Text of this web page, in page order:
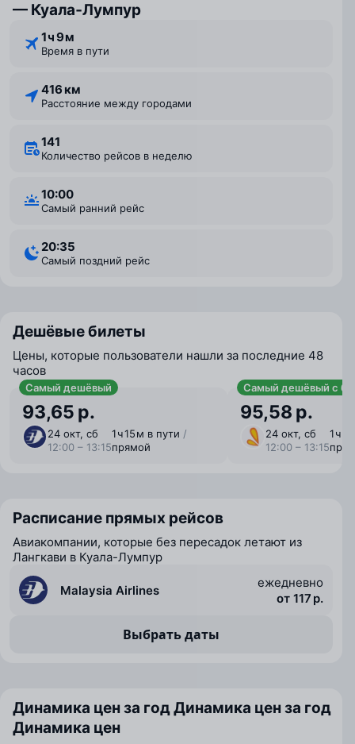
— Куала‑Лумпур
1 ⁠ч 9 ⁠м
Время в пути
416 км
Расстояние между городами
141
Количество рейсов в неделю
10:00
Самый ранний рейс
20:35
Самый поздний рейс
Дешёвые билеты
Цены, которые пользователи нашли за последние 48
часов
Самый дешёвый
93,65 р.
24 окт, сб
12:00 – 13:15
1 ⁠ч 15 ⁠м в пути /
прямой
Самый дешёвый с
95,58 р.
24 окт, сб
12:00 – 13:15
1 ⁠ч
Расписание прямых рейсов
Авиакомпании, которые без пересадок летают из
Лангкави в Куала-Лумпур
Malaysia Airlines
ежедневно
от 117 р.
Выбрать даты
Динамика цен за годДинамика цен за год
Динамика цен